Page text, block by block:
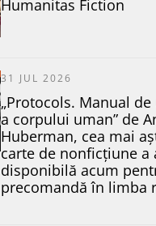
Humanitas Fiction
31 JUL 2026
„Protocols. Manual
a corpului uman” de
Huberman, cea mai
carte de nonficțiune a
disponibilă acum
precomandă în limba